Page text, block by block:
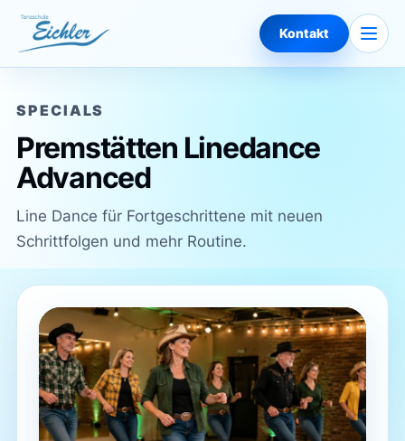
Kontakt
SPECIALS
Premstätten Linedance
Advanced
Line Dance für Fortgeschrittene mit neuen
Schrittfolgen und mehr Routine.